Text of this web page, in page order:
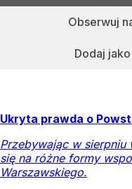
Obserwuj
Dodaj jako
Ukryta prawda o
Przebywając w sierpniu
się na różne formy
Warszawskiego.